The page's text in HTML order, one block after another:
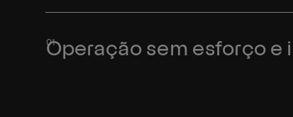
1/7
Operação sem esforço e